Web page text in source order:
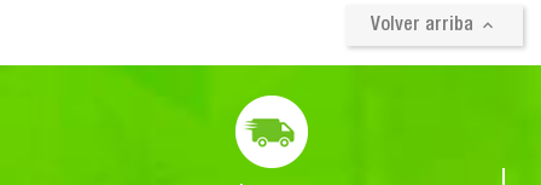
Volver arriba 